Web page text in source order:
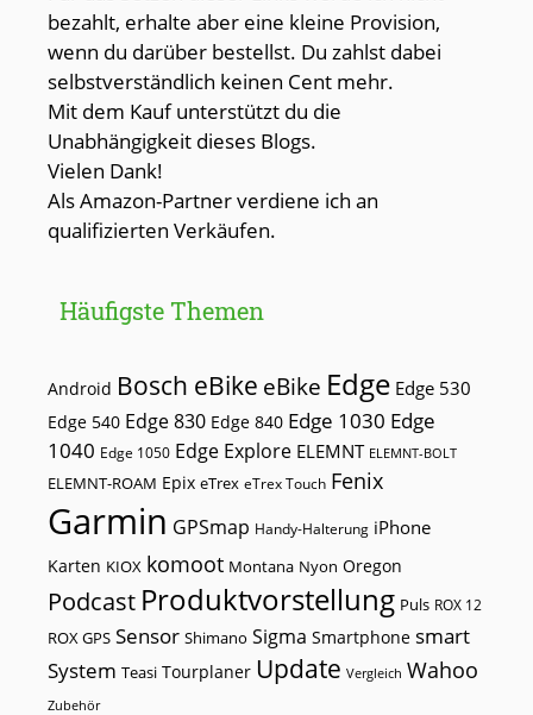
bezahlt, erhalte aber eine kleine Provision,
wenn du darüber bestellst. Du zahlst dabei
selbstverständlich keinen Cent mehr.
Mit dem Kauf unterstützt du die
Unabhängigkeit dieses Blogs.
Vielen Dank!
Als Amazon-Partner verdiene ich an
qualifizierten Verkäufen.
Häufigste Themen
Android Bosch eBike eBike Edge Edge 530
Edge 540 Edge 830 Edge 840 Edge 1030 Edge
1040 Edge 1050 Edge Explore ELEMNT ELEMNT-BOLT
ELEMNT-ROAM Epix eTrex eTrex Touch Fenix
Garmin GPSmap Handy-Halterung iPhone
Karten KIOX komoot Montana Nyon Oregon
Podcast Produktvorstellung Puls ROX 12
ROX GPS Sensor Shimano Sigma Smartphone smart
System Teasi Tourplaner Update Vergleich Wahoo
Zubehör